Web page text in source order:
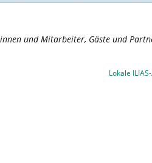
und Mitarbeiter, Gäste und
Lokale